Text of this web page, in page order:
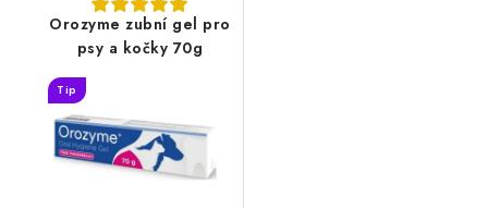
Orozyme zubní gel pro
psy a kočky 70g
Tip